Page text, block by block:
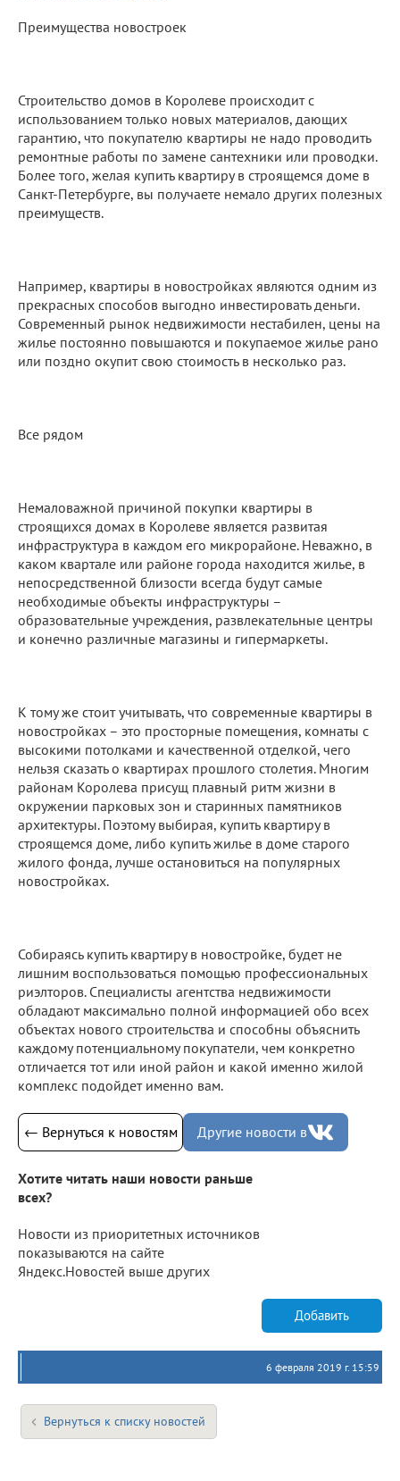
Преимущества новостроек
Строительство домов в Королеве происходит с
использованием только новых материалов, дающих
гарантию, что покупателю квартиры не надо проводить
ремонтные работы по замене сантехники или проводки.
Более того, желая купить квартиру в строящемся доме в
Санкт-Петербурге, вы получаете немало других полезных
преимуществ.
Например, квартиры в новостройках являются одним из
прекрасных способов выгодно инвестировать деньги.
Современный рынок недвижимости нестабилен, цены на
жилье постоянно повышаются и покупаемое жилье рано
или поздно окупит свою стоимость в несколько раз.
Все рядом
Немаловажной причиной покупки квартиры в
строящихся домах в Королеве является развитая
инфраструктура в каждом его микрорайоне. Неважно, в
каком квартале или районе города находится жилье, в
непосредственной близости всегда будут самые
необходимые объекты инфраструктуры –
образовательные учреждения, развлекательные центры
и конечно различные магазины и гипермаркеты.
К тому же стоит учитывать, что современные квартиры в
новостройках – это просторные помещения, комнаты с
высокими потолками и качественной отделкой, чего
нельзя сказать о квартирах прошлого столетия. Многим
районам Королева присущ плавный ритм жизни в
окружении парковых зон и старинных памятников
архитектуры. Поэтому выбирая, купить квартиру в
строящемся доме, либо купить жилье в доме старого
жилого фонда, лучше остановиться на популярных
новостройках.
Собираясь купить квартиру в новостройке, будет не
лишним воспользоваться помощью профессиональных
риэлторов. Специалисты агентства недвижимости
обладают максимально полной информацией обо всех
объектах нового строительства и способны объяснить
каждому потенциальному покупатели, чем конкретно
отличается тот или иной район и какой именно жилой
комплекс подойдет именно вам.
← Вернуться к новостям Другие новости в
Хотите читать наши новости раньше
всех?
Новости из приоритетных источников
показываются на сайте
Яндекс.Новостей выше других
Добавить
6 февраля 2019 г. 15:59
Вернуться к списку новостей